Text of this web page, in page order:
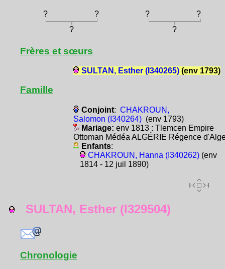
? ? ?
?
?
?
Frères et sœurs
SULTAN, Esther (I340265)(env 1793)
Famille
Conjoint: CHAKROUN,
Salomon (I340264)(env 1793)
Mariage: env 1813 : Tlemcen Empire
Ottoman Médéa ALGÉRIE Régence
Enfants:
CHAKROUN, Hanna (I340262)(env
1814 - 12 juil 1890)
SULTAN, Esther (I329504)
Chronologie